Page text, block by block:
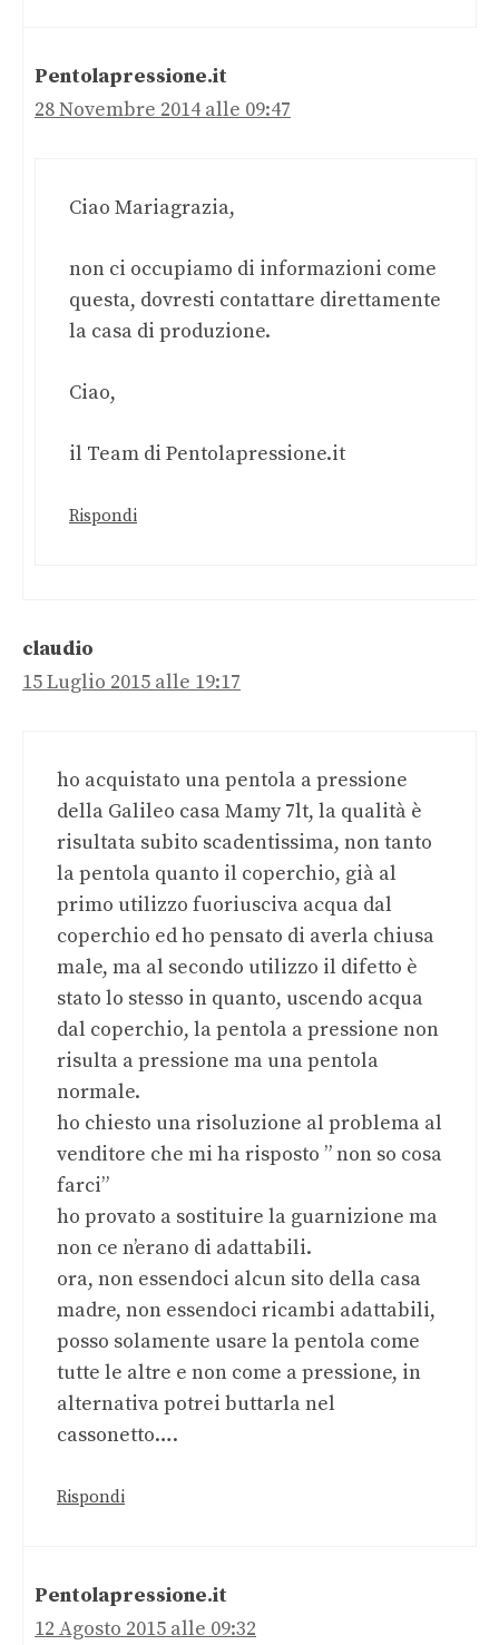
Pentolapressione.it
28 Novembre 2014 alle 09:47
Ciao Mariagrazia,
non ci occupiamo di informazioni come
questa, dovresti contattare direttamente
la casa di produzione.
Ciao,
il Team di Pentolapressione.it
Rispondi
claudio
15 Luglio 2015 alle 19:17
ho acquistato una pentola a pressione
della Galileo casa Mamy 7lt, la qualità è
risultata subito scadentissima, non tanto
la pentola quanto il coperchio, già al
primo utilizzo fuoriusciva acqua dal
coperchio ed ho pensato di averla chiusa
male, ma al secondo utilizzo il difetto è
stato lo stesso in quanto, uscendo acqua
dal coperchio, la pentola a pressione non
risulta a pressione ma una pentola
normale.
ho chiesto una risoluzione al problema al
venditore che mi ha risposto ” non so cosa
farci”
ho provato a sostituire la guarnizione ma
non ce n’erano di adattabili.
ora, non essendoci alcun sito della casa
madre, non essendoci ricambi adattabili,
posso solamente usare la pentola come
tutte le altre e non come a pressione, in
alternativa potrei buttarla nel
cassonetto….
Rispondi
Pentolapressione.it
12 Agosto 2015 alle 09:32